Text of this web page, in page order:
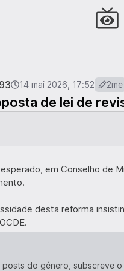
14 mai 2026, 17:52 2me
de lei de
em Conselho de
desta reforma
posts do género, subscreve o